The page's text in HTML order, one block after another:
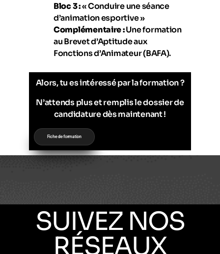
Bloc 3 :« Conduire une séance
d’animation esportive »
Complémentaire :Une formation
au Brevet d’Aptitude aux
Fonctions d’Animateur (BAFA).
Alors, tu es intéressé par la formation ?
N’attends plus et remplis le dossier de
candidature dès maintenant !
Fiche de formation
SUIVEZ NOS
RÉSEAUX